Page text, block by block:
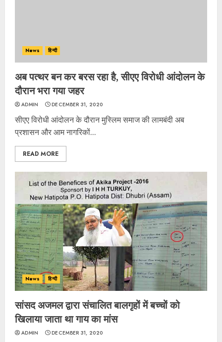
News हिन्दी
अब पत्थर बन कर बरस रहा है, सीएए विरोधी आंदोलन के
दौरान भरा गया जहर
ADMIN DECEMBER 31, 2020
सीएए विरोधी आंदोलन के दौरान मुस्लिम समाज की लामबंदी अब
प्रशासन और आम नागरिकों...
READ MORE
News हिन्दी
सांसद अजमल द्वारा संचालित बालगृहों में बच्चों को
खिलाया जाता था गाय का मांस
ADMIN DECEMBER 31, 2020